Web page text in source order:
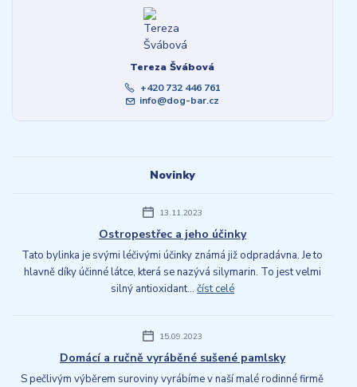
Tereza Švábová
+420 732 446 761
info@dog-bar.cz
Novinky
13.11.2023
Ostropestřec a jeho účinky
Tato bylinka je svými léčivými účinky známá již odpradávna. Je to
hlavně díky účinné látce, která se nazývá silymarin. To jest velmi
silný antioxidant... číst celé
15.09.2023
Domácí a ručně vyráběné sušené pamlsky
S pečlivým výběrem suroviny vyrábíme v naší malé rodinné firmě